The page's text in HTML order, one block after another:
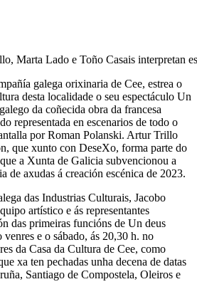
Marta Lado e Toño Casais interpretan
galega orixinaria de Cee, estrea o
desta localidade o seu espectáculo Un
da coñecida obra da francesa
representada en escenarios de todo o
por Roman Polanski. Artur Trillo
que xunto con DeseXo, forma parte do
a Xunta de Galicia subvencionou a
de axudas á creación escénica de 2023.
das Industrias Culturais, Jacobo
artístico e ás representantes
das primeiras funcións de Un deus
e o sábado, ás 20,30 h. no
da Casa da Cultura de Cee, como
xa ten pechadas unha decena de datas
Santiago de Compostela, Oleiros e